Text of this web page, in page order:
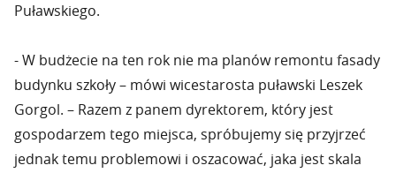
Puławskiego.
- W budżecie na ten rok nie ma planów remontu fasady
budynku szkoły – mówi wicestarosta puławski Leszek
Gorgol. – Razem z panem dyrektorem, który jest
gospodarzem tego miejsca, spróbujemy się przyjrzeć
jednak temu problemowi i oszacować, jaka jest skala